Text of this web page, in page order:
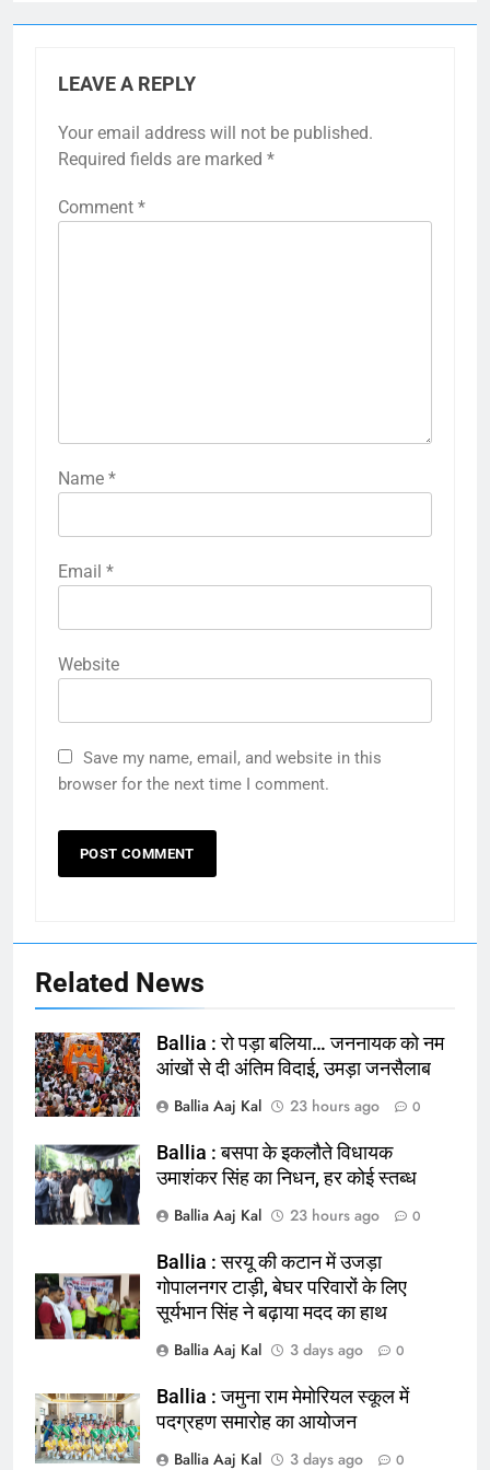
164
चिकित्सक, किया प्रदर्शन
NATIONAL बलिया
165
Ballia : बलिया बलिदान दिवस के मौके पर
NATIONAL बलिया
166
LEAVE A REPLY
Your email address will not be published.
Required fields are marked *
Comment *
Name *
Email *
Website
Save my name, email, and website in this
browser for the next time I comment.
Related News
Ballia : रो पड़ा बलिया… जननायक को नम
आंखों से दी अंतिम विदाई, उमड़ा जनसैलाब
Ballia Aaj Kal
23 hours ago 0
Ballia : बसपा के इकलौते विधायक
उमाशंकर सिंह का निधन, हर कोई स्तब्ध
Ballia Aaj Kal
23 hours ago 0
Ballia : सरयू की कटान में उजड़ा
गोपालनगर टाड़ी, बेघर परिवारों के लिए
सूर्यभान सिंह ने बढ़ाया मदद का हाथ
Ballia Aaj Kal
3 days ago 0
Ballia : जमुना राम मेमोरियल स्कूल में
पदग्रहण समारोह का आयोजन
Ballia Aaj Kal
3 days ago 0